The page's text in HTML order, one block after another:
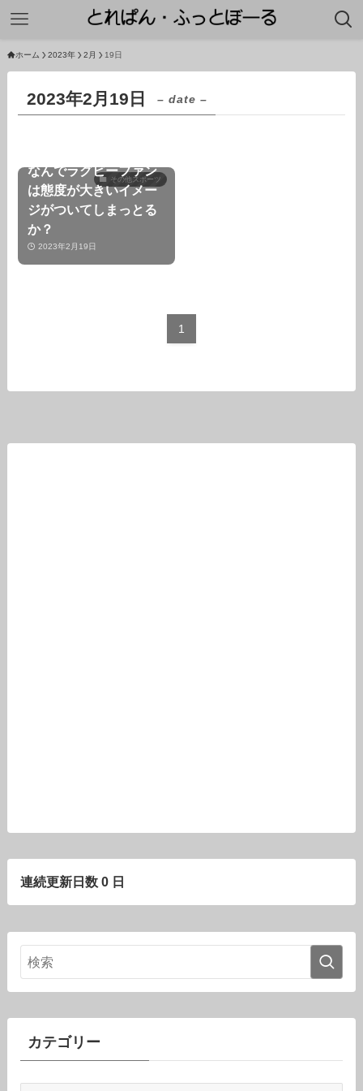
ホーム 2023年 2月 19日
2023年2月19日 – date –
その他スポーツ
なんでラグビーファン
は態度が大きいイメー
ジがついてしまっとる
か？
2023年2月19日
1
連続更新日数 0 日
カテゴリー